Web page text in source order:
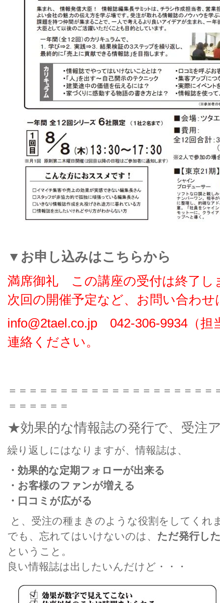
▼お申し込みはこちらから
満席御礼 この講座の受付は終了し
次回の開催予定など、お問い合わせ
info@2tael.co.jp 042-306-9934（担
連絡ください。
＝＝＝＝＝＝＝＝＝＝＝＝＝＝＝＝＝＝＝＝
＝＝＝＝＝＝
★効果的な情報誌の発行で、受注
繰り返しにはなりますが、情報誌は、
・効果的な定期フォローが出来る
・お客様のファンが増える
・口コミが広がる
と、受注の種まきのような役割をしてくれ
でも、忘れてはいけないのは、 ただ発行し
ということ。
良い情報誌は出したいんだけど・・・